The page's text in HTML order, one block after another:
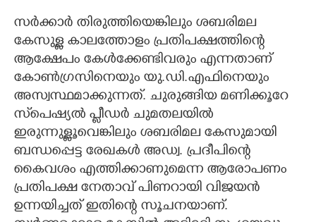
സർക്കാർ തിരുത്തിയെങ്കിലും ശബരിമല
കേസുള്ള കാലത്തോളം പ്രതിപക്ഷത്തിന്റെ
ആക്ഷേപം കേൾക്കേണ്ടിവരും എന്നതാണ്
കോൺഗ്രസിനെയും യു.ഡി.എഫിനെയും
അസ്വസ്ഥമാക്കുന്നത്. ചുരുങ്ങിയ മണിക്കൂറേ
സ്‌പെഷ്യൽ പ്ളീഡർ ചുമതലയിൽ
ഇരുന്നുള്ളൂവെങ്കിലും ശബരിമല കേസുമായി
ബന്ധപ്പെട്ട രേഖകൾ അഡ്വ. പ്രദീപിന്റെ
കൈവശം എത്തിക്കാണുമെന്ന ആരോപണം
പ്രതിപക്ഷ നേതാവ് പിണറായി വിജയൻ
ഉന്നയിച്ചത് ഇതിന്റെ സൂചനയാണ്.